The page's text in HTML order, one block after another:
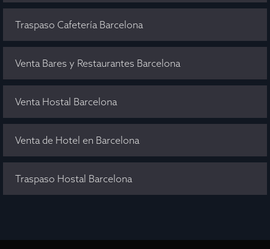
Traspaso Cafetería Barcelona
Venta Bares y Restaurantes Barcelona
Venta Hostal Barcelona
Venta de Hotel en Barcelona
Traspaso Hostal Barcelona